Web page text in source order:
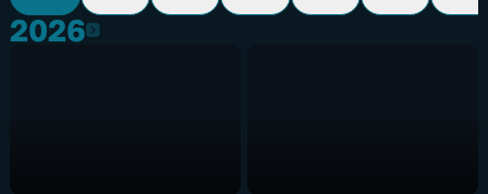
20262026